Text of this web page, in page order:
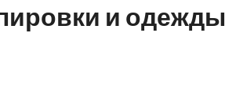
и одежды